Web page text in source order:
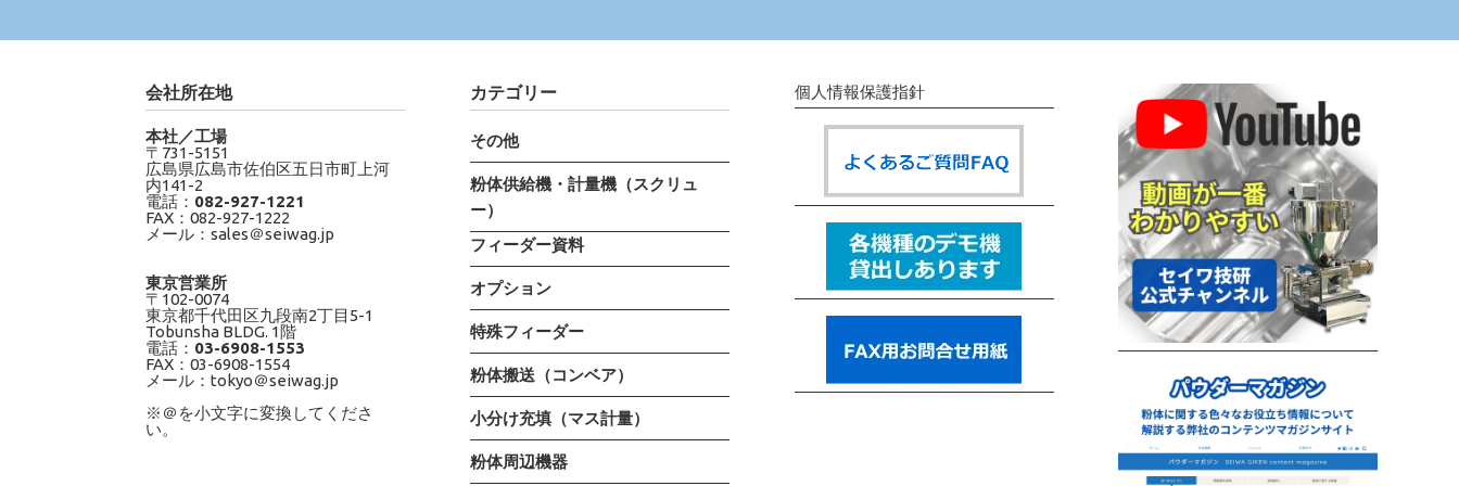
会社所在地
本社／工場
〒731-5151
広島県広島市佐伯区五日市町上河
内141-2
電話： 082-927-1221
FAX：082-927-1222
メール：sales＠seiwag.jp
東京営業所
〒102-0074
東京都千代田区九段南2丁目5-1
Tobunsha BLDG. 1階
電話： 03-6908-1553
FAX：03-6908-1554
メール：tokyo＠seiwag.jp
※＠を小文字に変換してくださ
い。
カテゴリー
その他
粉体供給機・計量機（スクリュ
ー）
フィーダー資料
オプション
特殊フィーダー
粉体搬送（コンベア）
小分け充填（マス計量）
粉体周辺機器
個人情報保護指針